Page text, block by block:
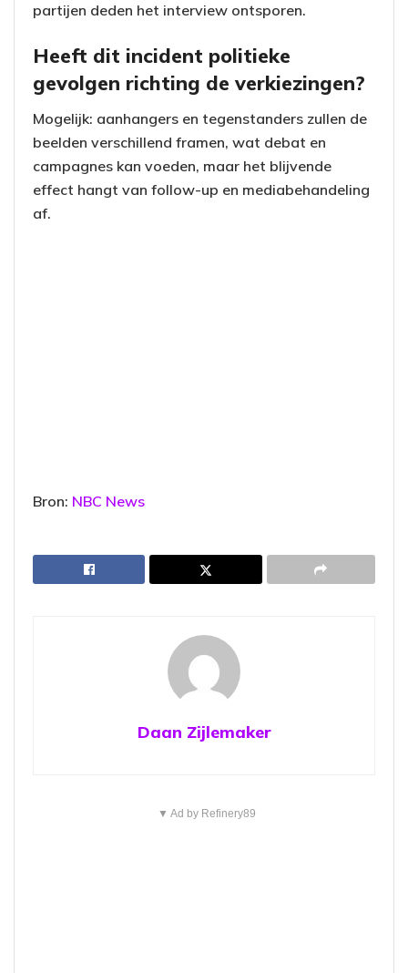
partijen deden het interview ontsporen.
Heeft dit incident politieke
gevolgen richting de verkiezingen?
Mogelijk: aanhangers en tegenstanders zullen de
beelden verschillend framen, wat debat en
campagnes kan voeden, maar het blijvende
effect hangt van follow-up en mediabehandeling
af.
Bron: NBC News
Daan Zijlemaker
▼ Ad by Refinery89